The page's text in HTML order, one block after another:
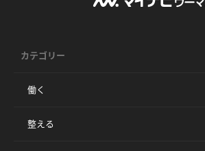
カテゴリー
働く
整える